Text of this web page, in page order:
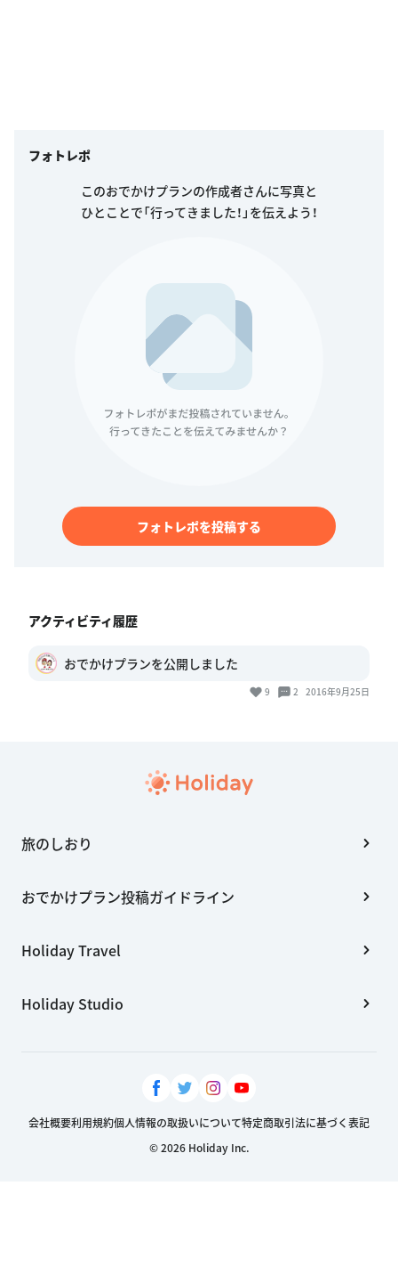
フォトレポ
このおでかけプランの作成者さんに写真と
ひとことで「行ってきました！」を伝えよう！
フォトレポを投稿する
アクティビティ履歴
おでかけプランを公開しました
9 2 2016年9月25日
旅のしおり
おでかけプラン投稿ガイドライン
Holiday Travel
Holiday Studio
会社概要利用規約個人情報の取扱いについて特定商取引法に基づく表記
© 2026 Holiday Inc.